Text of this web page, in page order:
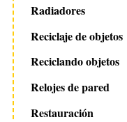
Radiadores
Reciclaje de objetos
Reciclando objetos
Relojes de pared
Restauración